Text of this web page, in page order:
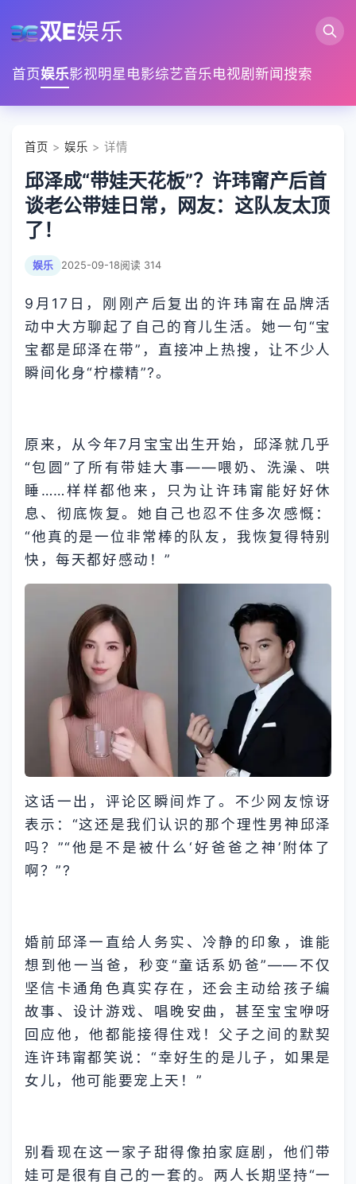
双E娱乐
首页娱乐影视明星电影综艺音乐电视剧 新闻搜索
首页 > 娱乐 > 详情
邱泽成“带娃天花板”？许玮甯产后首
谈老公带娃日常，网友：这队友太顶
了！
娱乐 2025-09-18阅读 314
9月17日，刚刚产后复出的许玮甯在品牌活
动中大方聊起了自己的育儿生活。她一句“宝
宝都是邱泽在带”，直接冲上热搜，让不少人
瞬间化身“柠檬精”?。
原来，从今年7月宝宝出生开始，邱泽就几乎
“包圆”了所有带娃大事——喂奶、洗澡、哄
睡……样样都他来，只为让许玮甯能好好休
息、彻底恢复。她自己也忍不住多次感慨：
“他真的是一位非常棒的队友，我恢复得特别
快，每天都好感动！”
这话一出，评论区瞬间炸了。不少网友惊讶
表示：“这还是我们认识的那个理性男神邱泽
吗？”“他是不是被什么‘好爸爸之神’附体了
啊？”?
婚前邱泽一直给人务实、冷静的印象，谁能
想到他一当爸，秒变“童话系奶爸”——不仅
坚信卡通角色真实存在，还会主动给孩子编
故事、设计游戏、唱晚安曲，甚至宝宝咿呀
回应他，他都能接得住戏！父子之间的默契
连许玮甯都笑说：“幸好生的是儿子，如果是
女儿，他可能要宠上天！”
别看现在这一家子甜得像拍家庭剧，他们带
娃可是很有自己的一套的。两人长期坚持“一